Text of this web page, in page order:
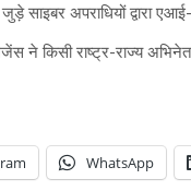
साइबर अपराधियों द्वारा
ने किसी राष्ट्र-राज्य
WhatsApp